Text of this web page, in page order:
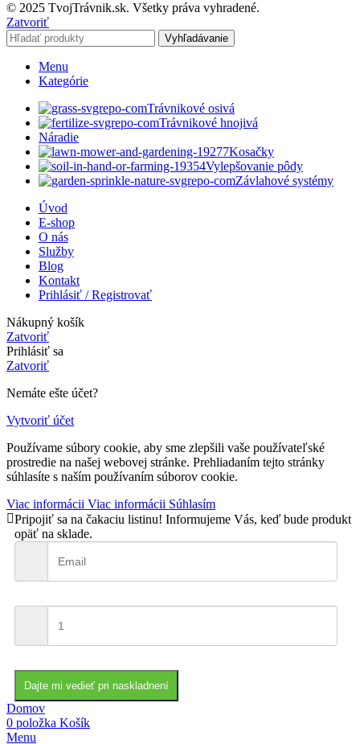
© 2025 TvojTrávnik.sk. Všetky práva vyhradené.
Zatvoriť
Vyhľadávanie
Menu
Kategórie
Trávnikové osivá
Trávnikové hnojivá
Náradie
Kosačky
Vylepšovanie pôdy
Závlahové systémy
Úvod
E-shop
O nás
Služby
Blog
Kontakt
Prihlásiť / Registrovať
Nákupný košík
Zatvoriť
Prihlásiť sa
Zatvoriť
Nemáte ešte účet?
Vytvoriť účet
Používame súbory cookie, aby sme zlepšili vaše používateľské
prostredie na našej webovej stránke. Prehliadaním tejto stránky
súhlasíte s naším používaním súborov cookie.
Viac informácii Viac informácii Súhlasím
Pripojiť sa na čakaciu listinu! Informujeme Vás, keď bude produkt
opäť na sklade.
Dajte mi vedieť pri naskladnení
Domov
0 položka Košík
Menu